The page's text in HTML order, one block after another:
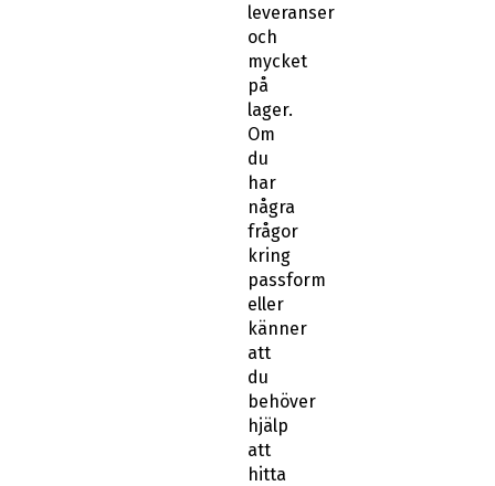
leveranser
och
mycket
på
lager.
Om
du
har
några
frågor
kring
passform
eller
känner
att
du
behöver
hjälp
att
hitta